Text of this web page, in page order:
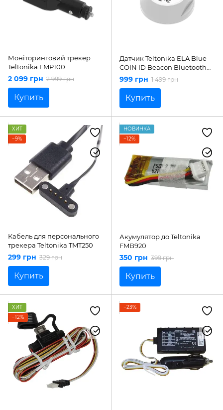
Моніторинговий трекер
Teltonika FMP100
2 099 грн 2 999 грн
Купить
Датчик Teltonika ELA Blue
COIN ID Beacon Bluetooth
PPEX00000770
999 грн 1 499 грн
Купить
ХИТ
−9%
Кабель для персонального
трекера Teltonika TMT250
299 грн 329 грн
Купить
НОВИНКА
−12%
Акумулятор до Teltonika
FMB920
350 грн 399 грн
Купить
ХИТ
−12%
−23%